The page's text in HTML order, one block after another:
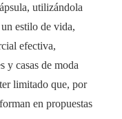
utilizándola
estilo de vida,
efectiva,
y casas de moda
limitado que, por
en propuestas